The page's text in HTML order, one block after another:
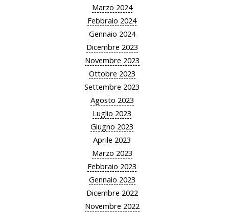
Marzo 2024
Febbraio 2024
Gennaio 2024
Dicembre 2023
Novembre 2023
Ottobre 2023
Settembre 2023
Agosto 2023
Luglio 2023
Giugno 2023
Aprile 2023
Marzo 2023
Febbraio 2023
Gennaio 2023
Dicembre 2022
Novembre 2022